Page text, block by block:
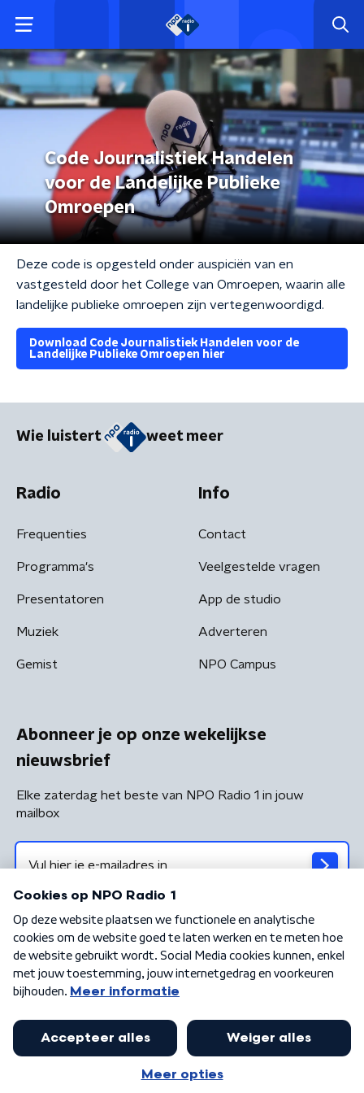
Code Journalistiek Handelen
voor de Landelijke Publieke
Omroepen
Deze code is opgesteld onder auspiciën van en
vastgesteld door het College van Omroepen, waarin alle
landelijke publieke omroepen zijn vertegenwoordigd.
Download Code Journalistiek Handelen voor de
Landelijke Publieke Omroepen hier
Wie luistert weet meer
Radio
Frequenties
Programma's
Presentatoren
Muziek
Gemist
Info
Contact
Veelgestelde vragen
App de studio
Adverteren
NPO Campus
Abonneer je op onze wekelijkse
nieuwsbrief
Elke zaterdag het beste van NPO Radio 1 in jouw
mailbox
Algemene voorwaarden